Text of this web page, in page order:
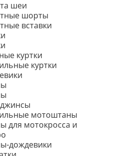
шеи
шорты
вставки
куртки
куртки
мотоштаны
для мотокросса и
дождевики